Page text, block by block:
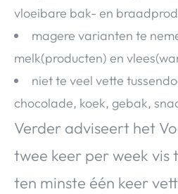
vloeibare bak- en
magere varianten te
melk(producten) en
niet te veel vette
chocolade, koek, gebak,
Verder adviseert het
twee keer per week vis
ten minste één keer